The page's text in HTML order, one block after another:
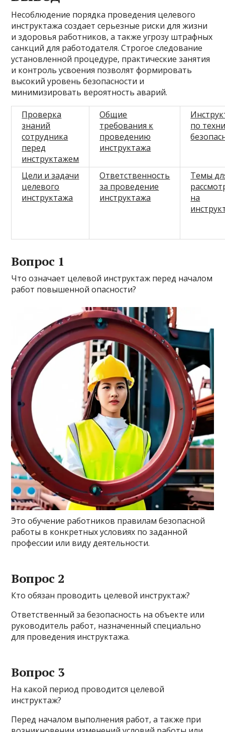
Несоблюдение порядка проведения целевого
инструктажа создает серьезные риски для жизни
и здоровья работников, а также угрозу штрафных
санкций для работодателя. Строгое следование
установленной процедуре, практические занятия
и контроль усвоения позволят формировать
высокий уровень безопасности и
минимизировать вероятность аварий.
Проверка
знаний
сотрудника
перед
инструктажем
Общие
требования к
проведению
инструктажа
по
Цели и задачи
целевого
инструктажа
Ответственность
за проведение
инструктажа
Темы
на
Вопрос 1
Что означает целевой инструктаж перед началом
работ повышенной опасности?
Это обучение работников правилам безопасной
работы в конкретных условиях по заданной
профессии или виду деятельности.
Вопрос 2
Кто обязан проводить целевой инструктаж?
Ответственный за безопасность на объекте или
руководитель работ, назначенный специально
для проведения инструктажа.
Вопрос 3
На какой период проводится целевой
инструктаж?
Перед началом выполнения работ, а также при